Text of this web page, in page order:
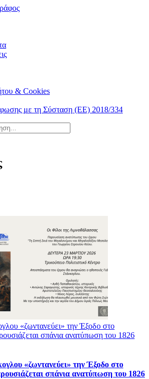
& Cookies
με τη Σύσταση (ΕΕ) 2018/334
«ζωντανεύει» την Έξοδο στο
σπάνια ανατύπωση του 1826
«ζωντανεύει» την Έξοδο στο
σπάνια ανατύπωση του 1826